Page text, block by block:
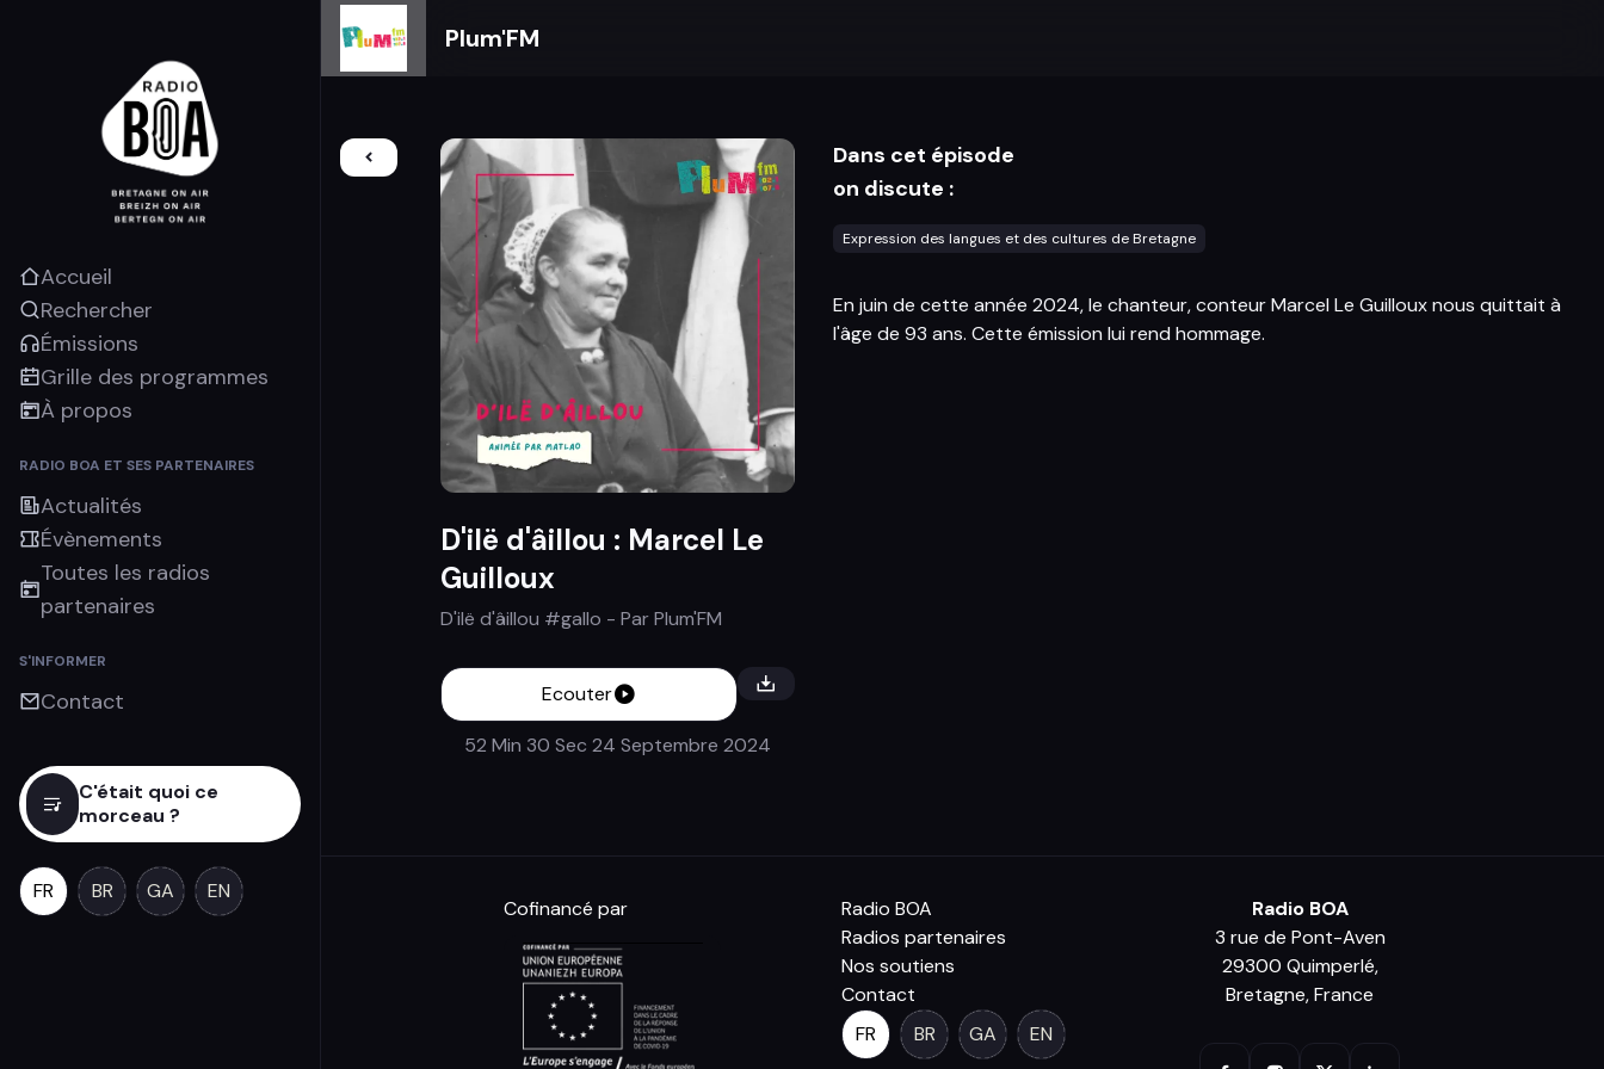
Accueil
Rechercher
Émissions
Grille des programmes
À propos
RADIO BOA ET SES PARTENAIRES
Actualités
Évènements
Toutes les radios
partenaires
S'INFORMER
Contact
C'était quoi ce
morceau ?
FR BR GA EN
Plum'FM
D'ilë d'âillou : Marcel Le
Guilloux
D'ilë d'âillou #gallo - ParPlum'FM
Ecouter
52 Min 30 Sec 24 Septembre 2024
Dans cet épisode
on discute :
Expression des langues et des cultures de Bretagne
En juin de cette année 2024, le chanteur, conteur Marcel Le Guilloux nous quittait à
l'âge de 93 ans. Cette émission lui rend hommage.
Cofinancé par
Radio BOA
Radios partenaires
Nos soutiens
Contact
FR
BR GA EN
Radio BOA
3 rue de Pont-Aven
29300 Quimperlé,
Bretagne, France